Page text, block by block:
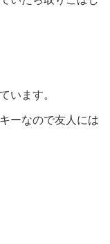
います。
ーなので友人には